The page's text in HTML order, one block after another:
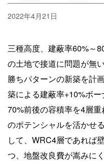
2022年4月21日
三種高度、建蔽率60%～
の土地で接道に問題が無
勝ちパターンの新築を計
築による建蔽率+10%ボ
70%前後の容積率を4層
のポテンシャルを活かせ
して、WRC4層であれば
つ、地盤改良費が嵩みに